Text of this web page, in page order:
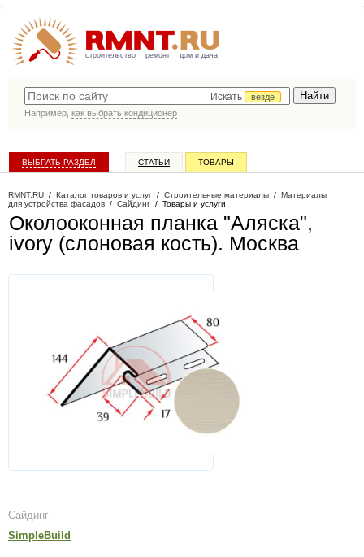
строительство ремонт дом и дача
Искать
везде
Например, как выбрать кондиционер
ВЫБРАТЬ РАЗДЕЛ СТАТЬИ ТОВАРЫ
RMNT.RU / Каталог товаров и услуг / Строительные материалы / Материалы
для устройства фасадов / Сайдинг / Товары и услуги
Околооконная планка "Аляска",
ivory (слоновая кость). Москва
Сайдинг
SimpleBuild